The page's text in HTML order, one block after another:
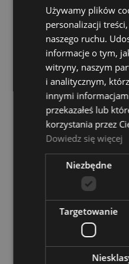
DO
Używamy plików
personalizacji
naszego ruchu.
informacje o tym,
witryny, naszym
i analitycznym,
innymi
przekazałeś lub
korzystania przez
Dowiedz się więcej
Niezbędne
Targetowanie